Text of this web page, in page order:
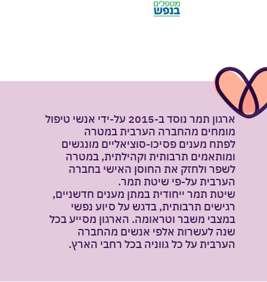
ארגון תמר נוסד ב-2015 על-ידי אנשי טיפול
מומחים מהחברה הערבית במטרה
לפתח מענים פסיכו-סוציאליים מונגשים
ומותאמים תרבותית וקהילתית, במטרה
לשפר ולחזק את החוסן האישי בחברה
הערבית על-פי שיטת תמר.
שיטת תמר ייחודית במתן מענים חדשניים,
רגישים תרבותית, בדגש על סיוע נפשי
במצבי משבר וטראומה. הארגון מסייע בכל
שנה לעשרות אלפי אנשים מהחברה
הערבית על כל גווניה בכל רחבי הארץ.